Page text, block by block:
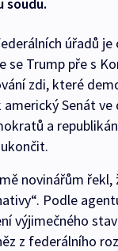
úřadů je
se Trump pře s
zdi, které
Senát
a
novinářům řekl,
Podle
výjimečného
z federálního